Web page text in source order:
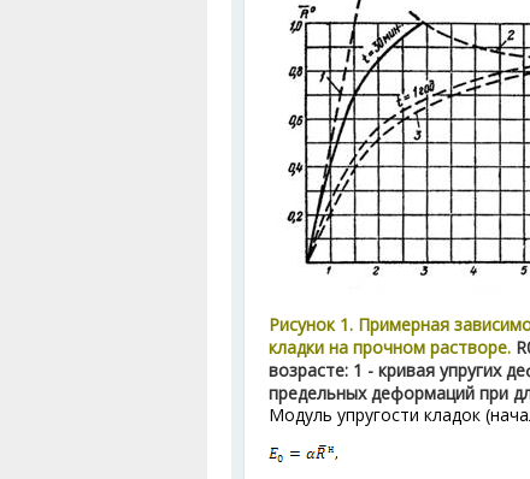
Рисунок 1. Примерная
кладки на прочном растворе. R
возрасте: 1 - кривая упругих
предельных деформаций при
Модуль упругости кладок